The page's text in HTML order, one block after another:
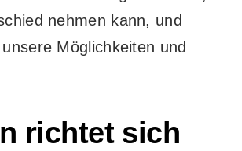
nehmen kann, und
Möglichkeiten und
richtet sich